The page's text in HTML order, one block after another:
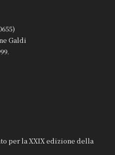
Galdi
per la XXIX edizione della